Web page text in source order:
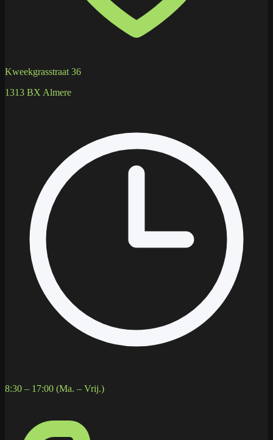
Kweekgrasstraat 36
1313 BX Almere
8:30 – 17:00 (Ma. – Vrij.)